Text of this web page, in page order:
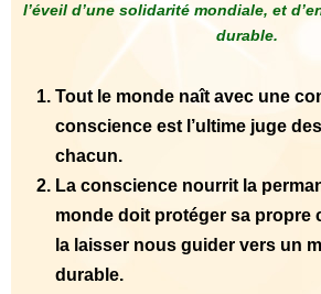
l’éveil d’une solidarité mondiale, et
durable.
Tout le monde naît avec une
conscience est l’ultime juge
chacun.
La conscience nourrit la
monde doit protéger sa propre
la laisser nous guider vers un
durable.